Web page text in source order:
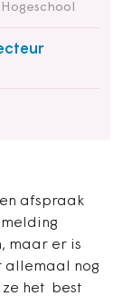
afspraak
maar er is
allemaal nog
ze het best